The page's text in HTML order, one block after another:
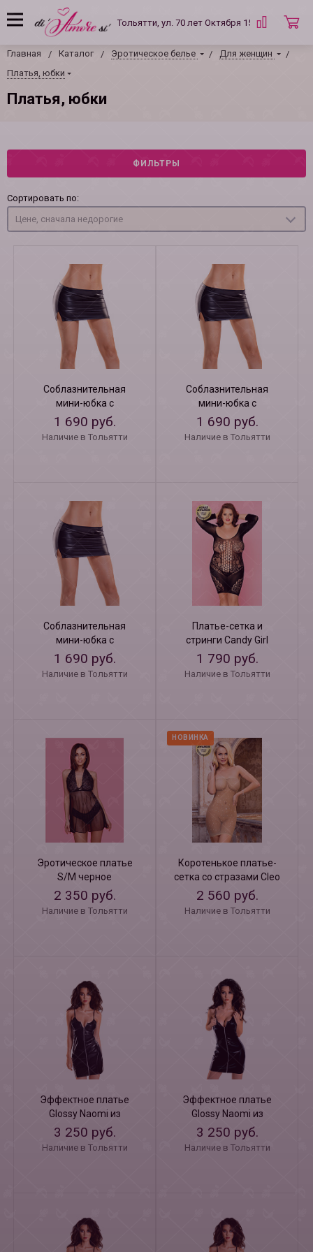
Тольятти, ул. 70 лет Октября 15 Б
Главная Каталог Эротическое белье
Для женщин
Платья, юбки
Платья, юбки
ФИЛЬТРЫ
Сортировать по:
Цене, сначала недорогие
Соблазнительная
мини-юбка с
разрезами Carmen L
1 690 руб.
Наличие в Тольятти
Соблазнительная
мини-юбка с
разрезами Carmen М
1 690 руб.
Наличие в Тольятти
Соблазнительная
мини-юбка с
разрезами Carmen S
1 690 руб.
Наличие в Тольятти
Платье-сетка и
стринги Candy Girl
Merimba 2XL
1 790 руб.
Наличие в Тольятти
Эротическое платье
S/M черное
2 350 руб.
Наличие в Тольятти
НОВИНКА
Коротенькое платье-
сетка со стразами Cleo
S-M-L
2 560 руб.
Наличие в Тольятти
Эффектное платье
Glossy Naomi из
материала Wetlook L
3 250 руб.
Наличие в Тольятти
Эффектное платье
Glossy Naomi из
материала Wetlook XL
3 250 руб.
Наличие в Тольятти